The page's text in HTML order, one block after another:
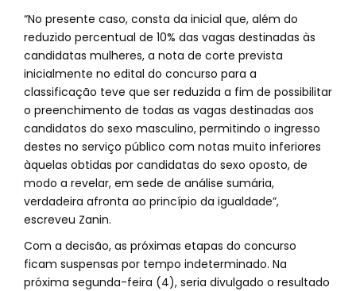
“No presente caso, consta da inicial que, além do
reduzido percentual de 10% das vagas destinadas às
candidatas mulheres, a nota de corte prevista
inicialmente no edital do concurso para a
classificação teve que ser reduzida a fim de possibilitar
o preenchimento de todas as vagas destinadas aos
candidatos do sexo masculino, permitindo o ingresso
destes no serviço público com notas muito inferiores
àquelas obtidas por candidatas do sexo oposto, de
modo a revelar, em sede de análise sumária,
verdadeira afronta ao princípio da igualdade”,
escreveu Zanin.
Com a decisão, as próximas etapas do concurso
ficam suspensas por tempo indeterminado. Na
próxima segunda-feira (4), seria divulgado o resultado